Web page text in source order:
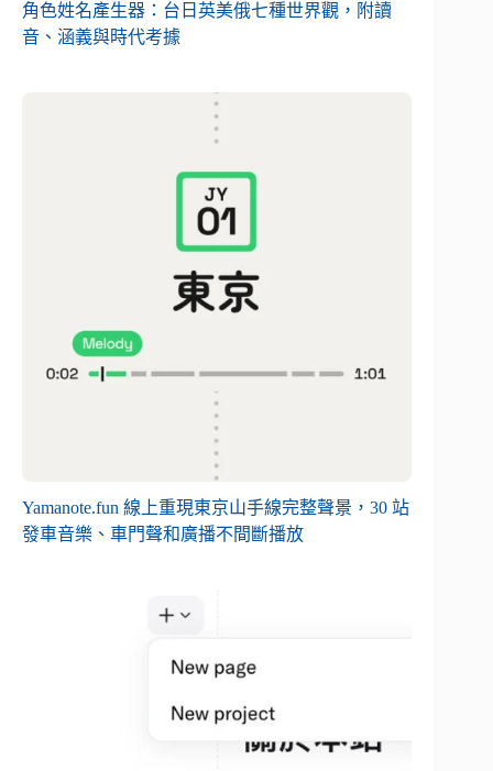
角色姓名產生器：台日英美俄七種世界觀，附讀
音、涵義與時代考據
Yamanote.fun 線上重現東京山手線完整聲景，30 站
發車音樂、車門聲和廣播不間斷播放